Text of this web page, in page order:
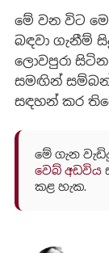
මේ වන විට
බඳවා ගැනීම්
ලොවපුරා
සමඟින්
සඳහන් කර
මේ ගැන
වෙබ් අඩවිය
කළ හැක.